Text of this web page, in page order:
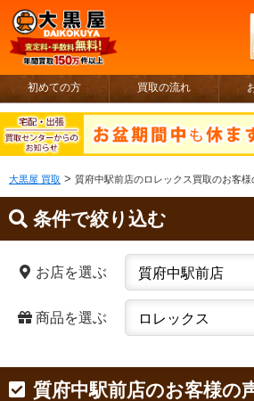
初めての方 買取の流れ
大黒屋 買取 > 質府中駅前店のロレックス買取のお客様
条件で絞り込む
お店を選ぶ
商品を選ぶ
質府中駅前店のお客様の